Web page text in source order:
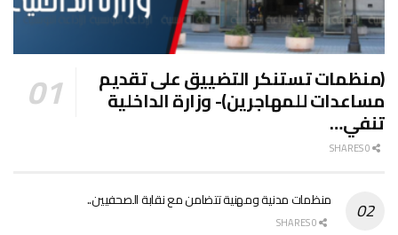
(منظمات تستنكر التضييق على تقديم
مساعدات للمهاجرين)- وزارة الداخلية
تنفي…
منظمات مدنية ومهنية تتضامن مع نقابة الصحفيين..